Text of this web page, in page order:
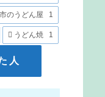
のうどん屋 1
うどん焼 1
人